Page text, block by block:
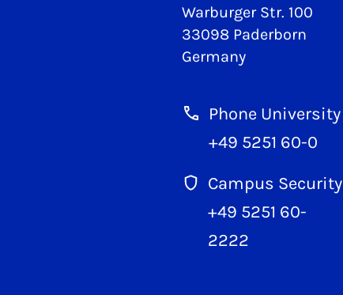
Warburger Str. 100
33098 Paderborn
Germany
Phone University
+49 5251 60-0
Campus Security
+49 5251 60-
2222